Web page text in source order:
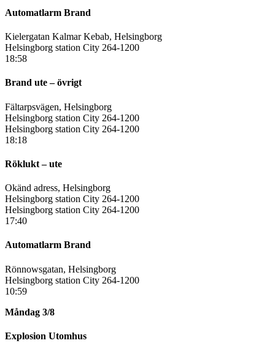
Automatlarm Brand
Kielergatan Kalmar Kebab, Helsingborg
Helsingborg station City 264-1200
18:58
Brand ute – övrigt
Fältarpsvägen, Helsingborg
Helsingborg station City 264-1200
Helsingborg station City 264-1200
18:18
Röklukt – ute
Okänd adress, Helsingborg
Helsingborg station City 264-1200
Helsingborg station City 264-1200
17:40
Automatlarm Brand
Rönnowsgatan, Helsingborg
Helsingborg station City 264-1200
10:59
Måndag 3/8
Explosion Utomhus